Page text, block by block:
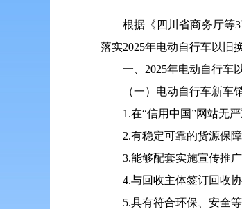
根据《四川省商务厅等
落实2025年电动自行车以旧
一、2025年电动自行车
（一）电动自行车新车
1.在“信用中国”网站无
2.有稳定可靠的货源保
3.能够配套实施宣传推
4.与回收主体签订回收
5.具有符合环保、安全